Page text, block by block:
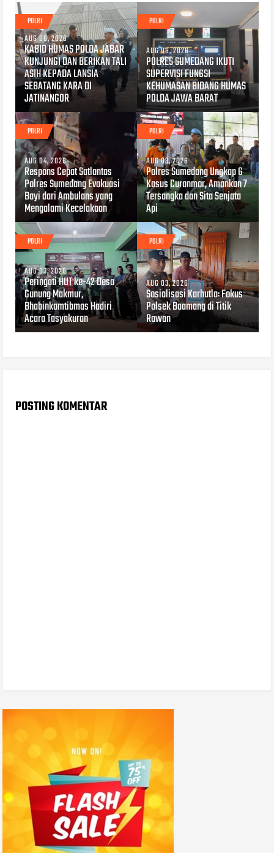
POLRI
AUG 06, 2026
KABID HUMAS POLDA JABAR
KUNJUNGI DAN BERIKAN TALI
ASIH KEPADA LANSIA
SEBATANG KARA DI
JATINANGOR
POLRI
AUG 06, 2026
POLRES SUMEDANG IKUTI
SUPERVISI FUNGSI
KEHUMASAN BIDANG HUMAS
POLDA JAWA BARAT
POLRI
AUG 04, 2026
Respons Cepat Satlantas
Polres Sumedang Evakuasi
Bayi dari Ambulans yang
Mengalami Kecelakaan
POLRI
AUG 03, 2026
Polres Sumedang Ungkap 6
Kasus Curanmor, Amankan 7
Tersangka dan Sita Senjata
Api
POLRI
AUG 03, 2026
Peringati HUT ke-42 Desa
Gunung Makmur,
Bhabinkamtibmas Hadiri
Acara Tasyakuran
POLRI
AUG 03, 2026
Sosialisasi Karhutla: Fokus
Polsek Baamang di Titik
Rawan
POSTING KOMENTAR